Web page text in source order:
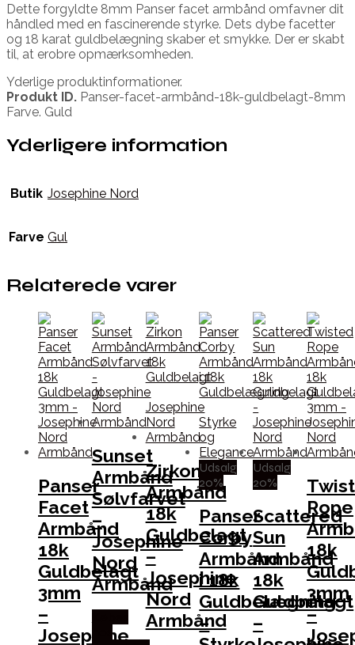
Dette forgyldte 8mm Panser facet armbånd omfavner dit
håndled med en fascinerende styrke. Dets dybe facetter
og 18 karat guldbelægning skaber et smykke. Der er skabt
til, at erobre opmærksomheden.
Yderlige produktinformationer.
Produkt ID. Panser-facet-armbånd-18k-guldbelagt-8mm
Farve. Guld
Yderligere information
Butik Josephine Nord
Farve Gul
Relaterede varer
Panser
Facet
Armbånd
18k
Guldbelagt
3mm
–
Josephine
Sunset
Armbånd
Sølvfarvet
–
Josephine
Nord
Armbånd
Zirkon
Armbånd
18k
Guldbelagt
–
Josephine
Nord
Armbånd
Udsalg
20%
Panser
Corby
Armbånd
i 18k
Guldbelægning
–
Udsalg
20%
Scattered
Sun
Armbånd
18k
Guldbelagt
–
Rope
18k
3mm
–